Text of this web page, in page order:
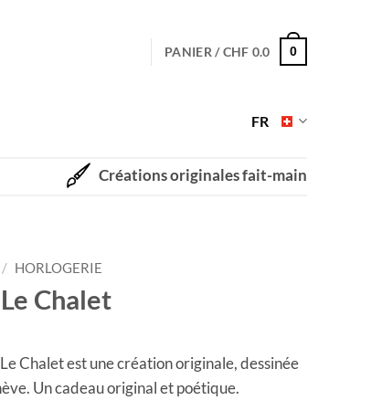
PANIER /CHF 0.0 0
FR
Créations originales fait-main
/ HORLOGERIE
Chalet
Chalet est une création originale, dessinée
Un cadeau original et poétique.